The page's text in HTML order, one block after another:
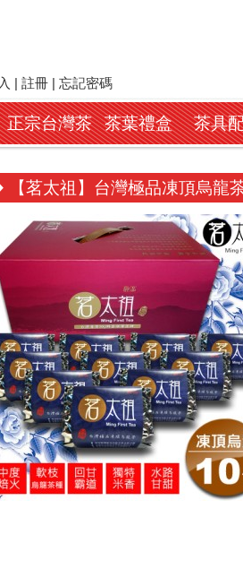
| 註冊 | 忘記密碼
正宗台灣茶 茶葉禮盒 茶具
【茗太祖】台灣極品凍頂烏龍